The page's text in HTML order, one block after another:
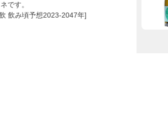
です。
飲み頃予想2023-2047年]